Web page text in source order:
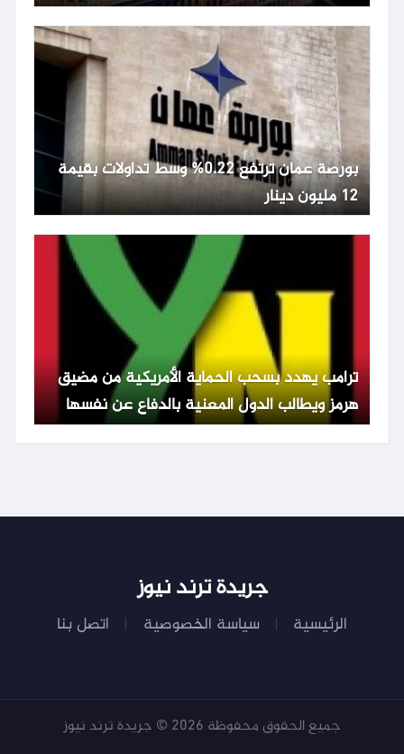
بورصة عمان ترتفع 0.22% وسط تداولات بقيمة
12 مليون دينار
ترامب يهدد بسحب الحماية الأمريكية من مضيق
هرمز ويطالب الدول المعنية بالدفاع عن نفسها
جريدة ترند نيوز
الرئيسية سياسة الخصوصية اتصل بنا
جميع الحقوق محفوظة 2026 © جريدة ترند نيوز